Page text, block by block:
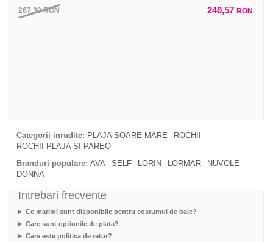
267,30RON 240,57 RON
Categorii inrudite: PLAJA SOARE MARE
ROCHII
ROCHII PLAJA SI PAREO
Branduri populare: AVA SELF LORIN LORMAR
NUVOLE
DONNA
Intrebari frecvente
Ce marimi sunt disponibile pentru costumul de baie?
Care sunt optiunile de plata?
Care este politica de retur?